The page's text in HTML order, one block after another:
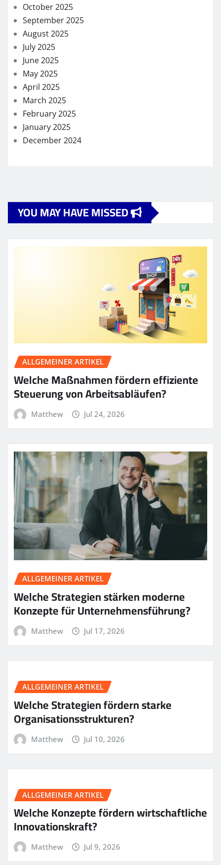
October 2025
September 2025
August 2025
July 2025
June 2025
May 2025
April 2025
March 2025
February 2025
January 2025
December 2024
YOU MAY HAVE MISSED
ALLGEMEINER ARTIKEL
Welche Maßnahmen fördern effiziente
Steuerung von Arbeitsabläufen?
Matthew Jul 24, 2026
ALLGEMEINER ARTIKEL
Welche Strategien stärken moderne
Konzepte für Unternehmensführung?
Matthew Jul 17, 2026
ALLGEMEINER ARTIKEL
Welche Strategien fördern starke
Organisationsstrukturen?
Matthew Jul 10, 2026
ALLGEMEINER ARTIKEL
Welche Konzepte fördern wirtschaftliche
Innovationskraft?
Matthew Jul 9, 2026